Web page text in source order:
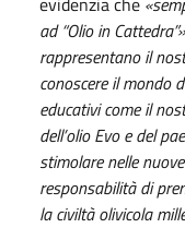
ad “Olio in Cattedra”»
rappresentano il
conoscere il mondo
educativi come il
dell’olio Evo e del
stimolare nelle
responsabilità di
la civiltà olivicola